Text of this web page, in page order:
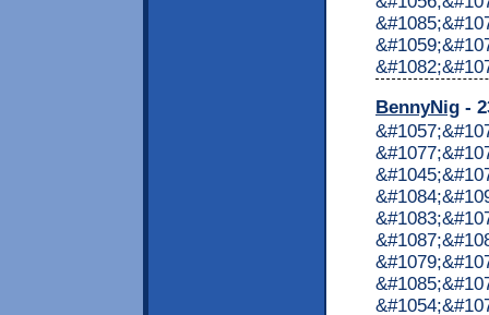
BennyNig -